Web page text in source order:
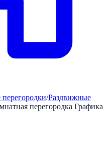
/Раздвижные
перегородка Графика